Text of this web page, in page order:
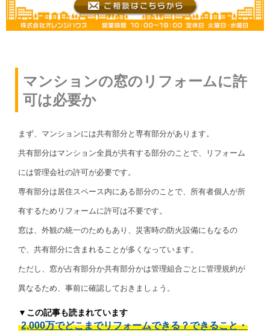
マンションの窓のリフォームに許
可は必要か
まず、マンションには共有部分と専有部分があります。
共有部分はマンション全員が共有する部分のことで、リフォーム
には管理会社の許可が必要です。
専有部分は居住スペース内にある部分のことで、所有者個人が所
有するためリフォームに許可は不要です。
窓は、外観の統一のためもあり、災害時の防火設備にもなるの
で、共有部分に含まれることが多くなっています。
ただし、窓が占有部分か共有部分かは管理組合ごとに管理規約が
異なるため、事前に確認しておきましょう。
▼この記事も読まれています
2,000万でどこまでリフォームできる？できること・